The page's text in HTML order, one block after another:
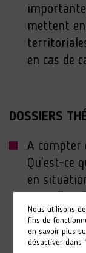
mettent
en cas de
DOSSIERS
A compter
Qu’est-ce
en
en FALC à
Nous utilisons
fins de
en savoir plus
désactiver dans